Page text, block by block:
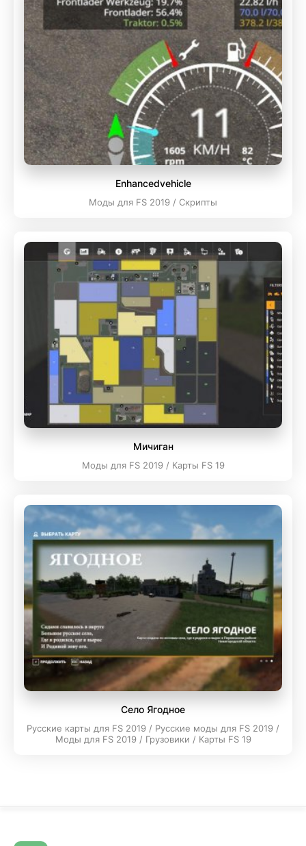
Enhancedvehicle
Моды для FS 2019 / Скрипты
Мичиган
Моды для FS 2019 / Карты FS 19
Село Ягодное
Русские карты для FS 2019 / Русские моды для FS 2019 /
Моды для FS 2019 / Грузовики / Карты FS 19